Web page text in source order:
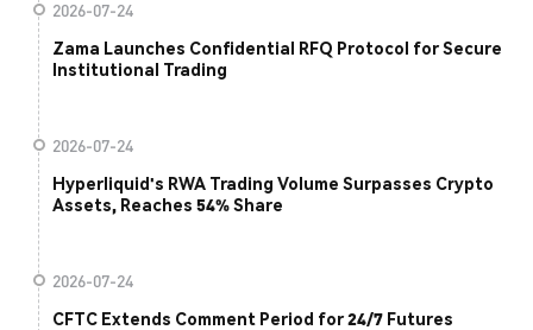
2026-07-24
Zama Launches Confidential RFQ Protocol for Secure
Institutional Trading
2026-07-24
Hyperliquid's RWA Trading Volume Surpasses Crypto
Assets, Reaches 54% Share
2026-07-24
CFTC Extends Comment Period for 24/7 Futures